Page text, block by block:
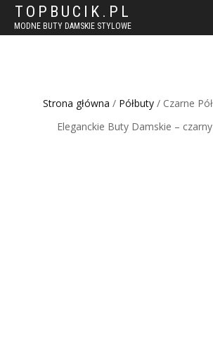
TOPBUCIK.PL
MODNE BUTY DAMSKIE STYLOWE
Strona główna / Półbuty/ Czarne
Eleganckie Buty Damskie –